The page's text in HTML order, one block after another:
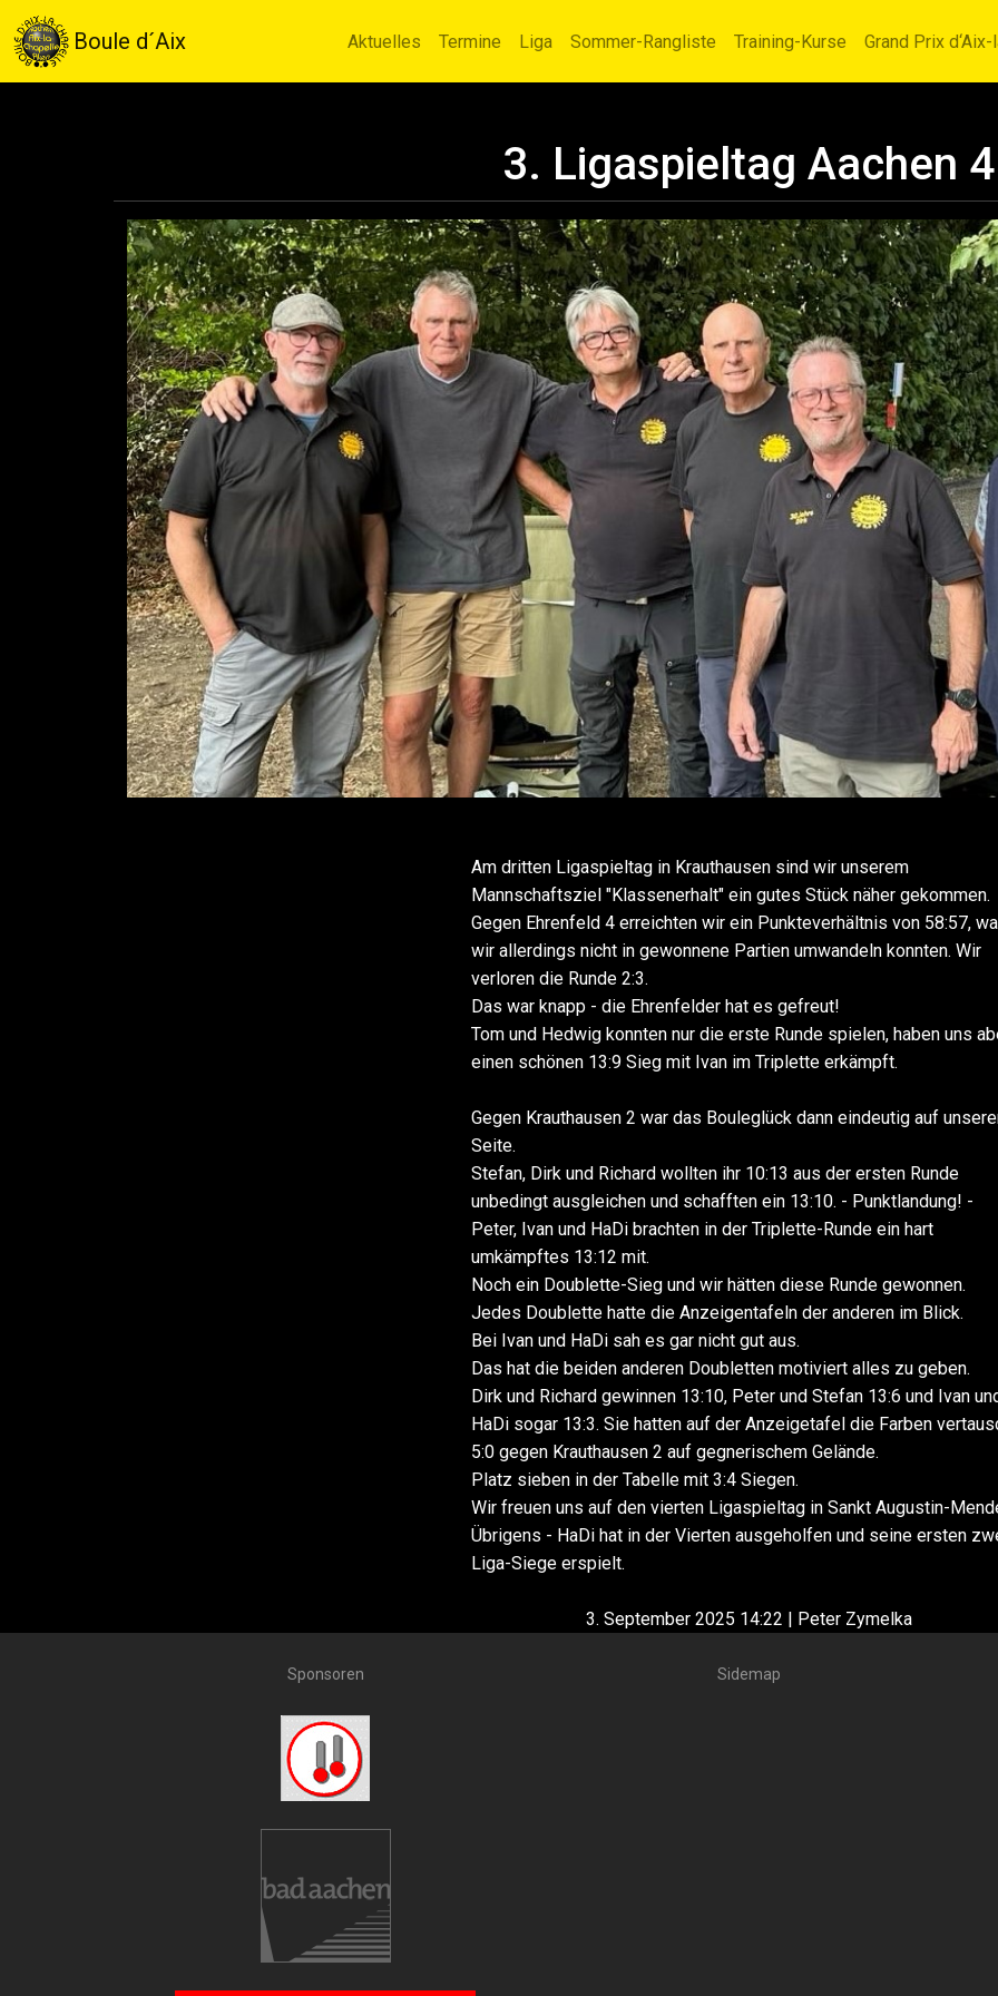
Boule d´Aix Aktuelles Termine Liga Sommer-Rangliste Training-Kurse Grand Prix
3. Ligaspieltag Aachen 4
Am dritten Ligaspieltag in Krauthausen sind wir unserem
Mannschaftsziel "Klassenerhalt" ein gutes Stück näher gekommen.
Gegen Ehrenfeld 4 erreichten wir ein Punkteverhältnis von 58:57,
wir allerdings nicht in gewonnene Partien umwandeln konnten. Wir
verloren die Runde 2:3.
Das war knapp - die Ehrenfelder hat es gefreut!
Tom und Hedwig konnten nur die erste Runde spielen, haben uns
einen schönen 13:9 Sieg mit Ivan im Triplette erkämpft.
Gegen Krauthausen 2 war das Bouleglück dann eindeutig auf
Seite.
Stefan, Dirk und Richard wollten ihr 10:13 aus der ersten Runde
unbedingt ausgleichen und schafften ein 13:10. - Punktlandung! -
Peter, Ivan und HaDi brachten in der Triplette-Runde ein hart
umkämpftes 13:12 mit.
Noch ein Doublette-Sieg und wir hätten diese Runde gewonnen.
Jedes Doublette hatte die Anzeigentafeln der anderen im Blick.
Bei Ivan und HaDi sah es gar nicht gut aus.
Das hat die beiden anderen Doubletten motiviert alles zu geben.
Dirk und Richard gewinnen 13:10, Peter und Stefan 13:6 und Ivan
HaDi sogar 13:3. Sie hatten auf der Anzeigetafel die Farben
5:0 gegen Krauthausen 2 auf gegnerischem Gelände.
Platz sieben in der Tabelle mit 3:4 Siegen.
Wir freuen uns auf den vierten Ligaspieltag in Sankt Augustin-
Übrigens - HaDi hat in der Vierten ausgeholfen und seine ersten
Liga-Siege erspielt.
3. September 2025 14:22 | Peter Zymelka
Sponsoren Sidemap